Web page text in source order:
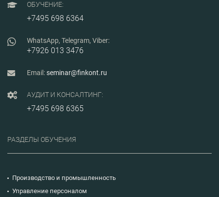
ОБУЧЕНИЕ:
+7495 698 6364
WhatsApp, Telegram, Viber:
+7926 013 3476
Email:seminar@finkont.ru
АУДИТ И КОНСАЛТИНГ:
+7495 698 6365
РАЗДЕЛЫ ОБУЧЕНИЯ
Производство и промышленность
Управление персоналом